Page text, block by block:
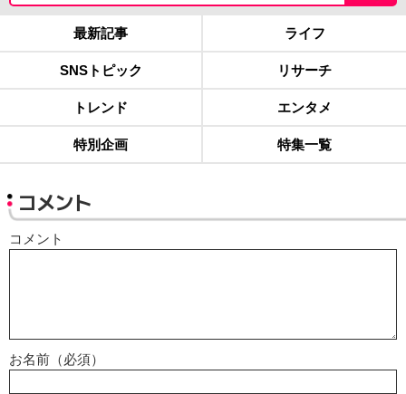
最新記事 ライフ
SNSトピック リサーチ
トレンド エンタメ
特別企画 特集一覧
コメント
コメント
お名前（必須）